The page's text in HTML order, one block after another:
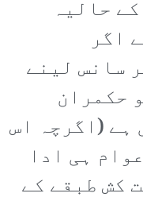
حالیہ
اگر
سانس لینے
حکمران
ہے (اگرچہ اس
ہی ادا
کش طبقے کے